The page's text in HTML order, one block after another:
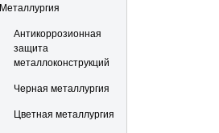
Металлургия
Антикоррозионная
защита
металлоконструкций
Черная металлургия
Цветная металлургия